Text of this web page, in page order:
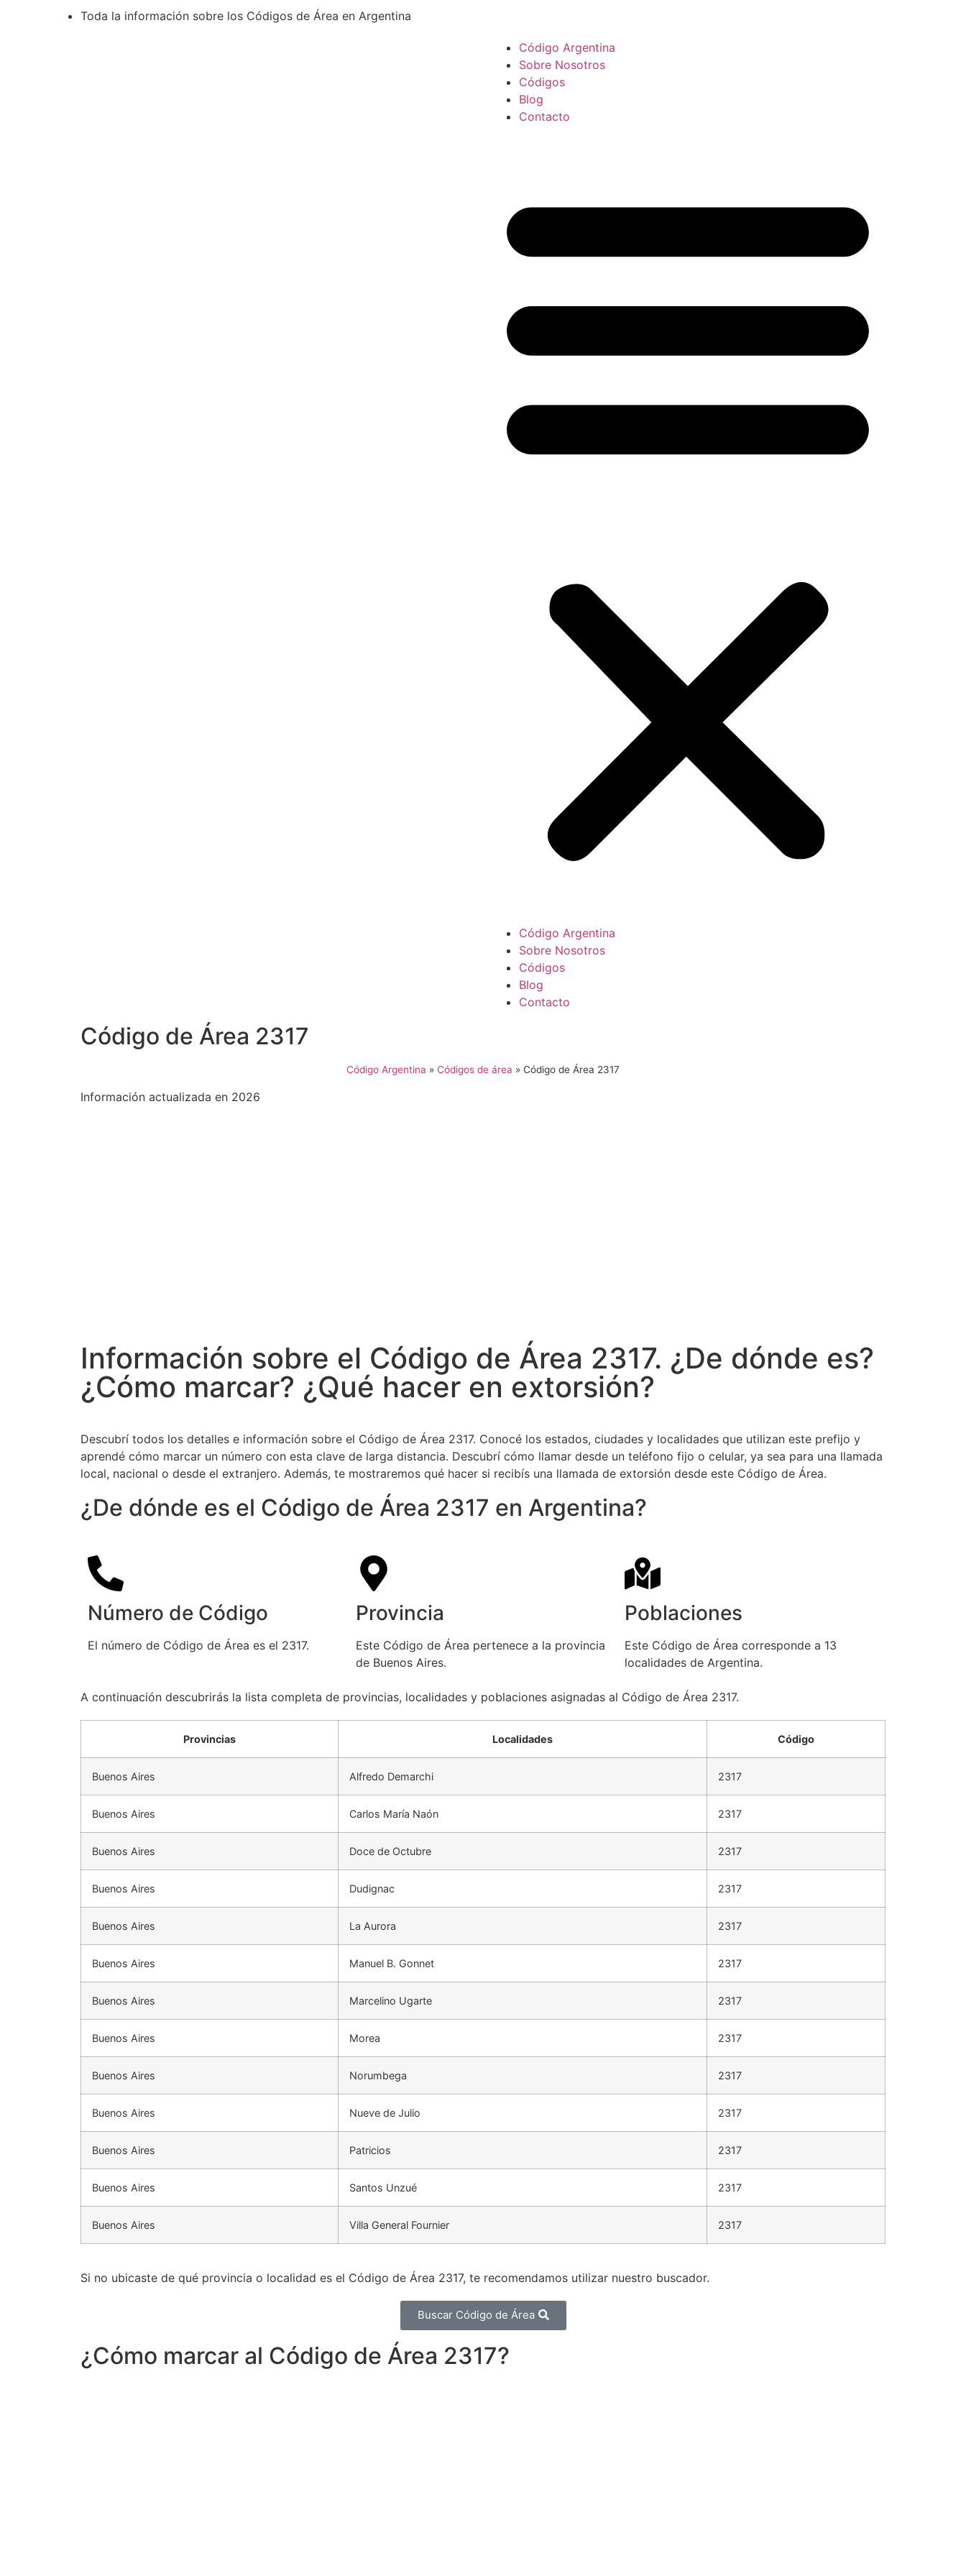
Toda la información sobre los Códigos de Área en Argentina
Código Argentina
Sobre Nosotros
Códigos
Blog
Contacto
Código Argentina
Sobre Nosotros
Códigos
Blog
Contacto
Código de Área 2317
Código Argentina » Códigos de área » Código de Área 2317
Información actualizada en 2026
Información sobre el Código de Área 2317. ¿De dónde es?
¿Cómo marcar? ¿Qué hacer en extorsión?
Descubrí todos los detalles e información sobre el Código de Área 2317. Conocé los estados, ciudades y localidades que utilizan este prefijo y
aprendé cómo marcar un número con esta clave de larga distancia. Descubrí cómo llamar desde un teléfono fijo o celular, ya sea para una llamada
local, nacional o desde el extranjero. Además, te mostraremos qué hacer si recibís una llamada de extorsión desde este Código de Área.
¿De dónde es el Código de Área 2317 en Argentina?
Número de Código
El número de Código de Área es el 2317.
Provincia
Este Código de Área pertenece a la provincia
de Buenos Aires.
Poblaciones
Este Código de Área corresponde a 13
localidades de Argentina.
A continuación descubrirás la lista completa de provincias, localidades y poblaciones asignadas al Código de Área 2317.
Provincias Localidades Código
Buenos Aires Alfredo Demarchi 2317
Buenos Aires Carlos María Naón 2317
Buenos Aires Doce de Octubre 2317
Buenos Aires Dudignac 2317
Buenos Aires La Aurora 2317
Buenos Aires Manuel B. Gonnet 2317
Buenos Aires Marcelino Ugarte 2317
Buenos Aires Morea 2317
Buenos Aires Norumbega 2317
Buenos Aires Nueve de Julio 2317
Buenos Aires Patricios 2317
Buenos Aires Santos Unzué 2317
Buenos Aires Villa General Fournier 2317
Si no ubicaste de qué provincia o localidad es el Código de Área 2317, te recomendamos utilizar nuestro buscador.
Buscar Código de Área
¿Cómo marcar al Código de Área 2317?